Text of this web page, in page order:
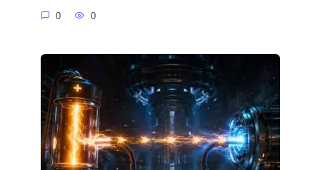
0 0